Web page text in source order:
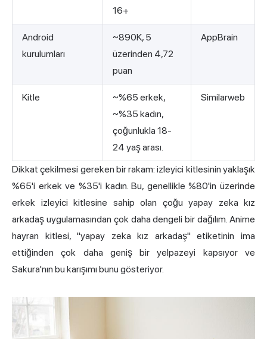
16+
Android
kurulumları
~890K, 5
üzerinden 4,72
puan
AppBrain
Kitle
~%65 erkek,
~%35 kadın,
çoğunlukla 18-
24 yaş arası.
Similarweb
Dikkat çekilmesi gereken bir rakam: izleyici kitlesinin yaklaşık
%65'i erkek ve %35'i kadın. Bu, genellikle %80'in üzerinde
erkek izleyici kitlesine sahip olan çoğu yapay zeka kız
arkadaş uygulamasından çok daha dengeli bir dağılım. Anime
hayran kitlesi, "yapay zeka kız arkadaş" etiketinin ima
ettiğinden çok daha geniş bir yelpazeyi kapsıyor ve
Sakura'nın bu karışımı bunu gösteriyor.